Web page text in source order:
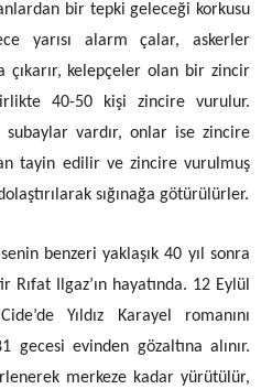
bir tepki geleceği korkusu
yarısı alarm çalar, askerler
çıkarır, kelepçeler olan bir zincir
40-50 kişi zincire vurulur.
subaylar vardır, onlar ise zincire
tayin edilir ve zincire vurulmuş
sığınağa götürülürler.
benzeri yaklaşık 40 yıl sonra
Ilgaz’ın hayatında. 12 Eylül
Yıldız Karayel romanını
gecesi evinden gözaltına alınır.
merkeze kadar yürütülür,